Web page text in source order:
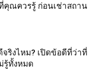
คุณควรรู้ ก่อนเช่าสถาน
ริงไหม? เปิดข้อดีที่ว่าที่
รู้ทั้งหมด